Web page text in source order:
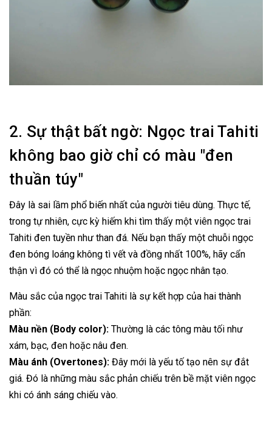
2. Sự thật bất ngờ: Ngọc trai Tahiti
không bao giờ chỉ có màu "đen
thuần túy"
Đây là sai lầm phổ biến nhất của người tiêu dùng. Thực tế,
trong tự nhiên, cực kỳ hiếm khi tìm thấy một viên ngọc trai
Tahiti đen tuyền như than đá. Nếu bạn thấy một chuỗi ngọc
đen bóng loáng không tì vết và đồng nhất 100%, hãy cẩn
thận vì đó có thể là ngọc nhuộm hoặc ngọc nhân tạo.
Màu sắc của ngọc trai Tahiti là sự kết hợp của hai thành
phần:
Màu nền (Body color): Thường là các tông màu tối như
xám, bạc, đen hoặc nâu đen.
Màu ánh (Overtones): Đây mới là yếu tố tạo nên sự đắt
giá. Đó là những màu sắc phản chiếu trên bề mặt viên ngọc
khi có ánh sáng chiếu vào.